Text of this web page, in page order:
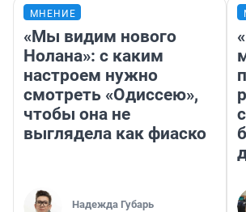
МНЕНИЕ
«Мы видим нового
Нолана»: с каким
настроем нужно
смотреть «Одиссею»,
чтобы она не
выглядела как фиаско
Надежда Губарь